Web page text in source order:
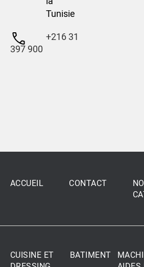
Tunisie
+216 31
397 900
ACCUEIL CONTACT
CUISINE ET
BATIMENT